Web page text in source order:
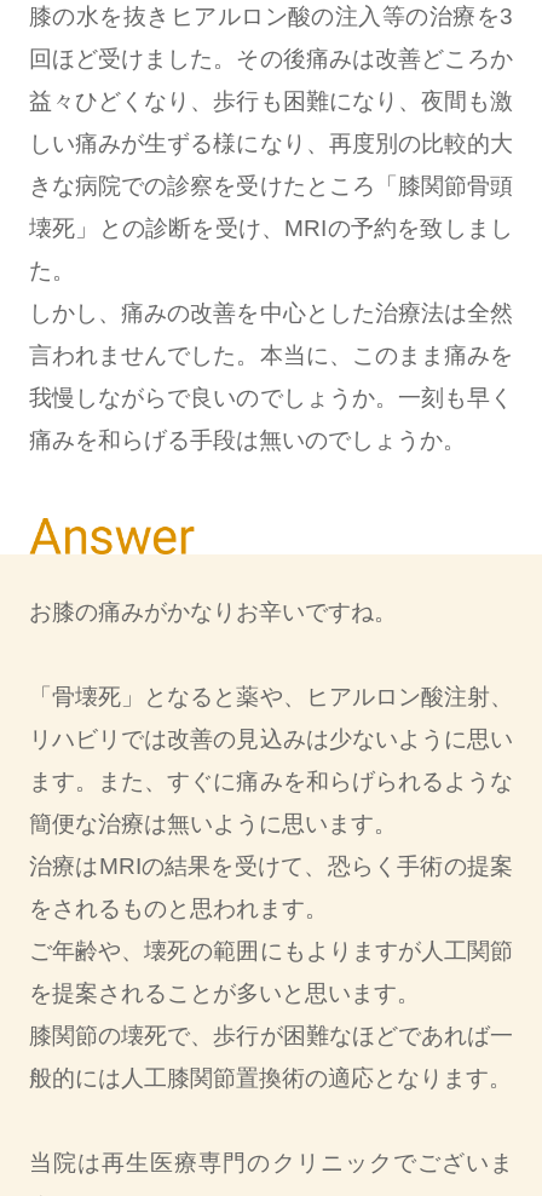
膝の水を抜きヒアルロン酸の注入等の治療を3
回ほど受けました。その後痛みは改善どころか
益々ひどくなり、歩行も困難になり、夜間も激
しい痛みが生ずる様になり、再度別の比較的大
きな病院での診察を受けたところ「膝関節骨頭
壊死」との診断を受け、MRIの予約を致しまし
た。
しかし、痛みの改善を中心とした治療法は全然
言われませんでした。本当に、このまま痛みを
我慢しながらで良いのでしょうか。一刻も早く
痛みを和らげる手段は無いのでしょうか。
お膝の痛みがかなりお辛いですね。
「骨壊死」となると薬や、ヒアルロン酸注射、
リハビリでは改善の見込みは少ないように思い
ます。また、すぐに痛みを和らげられるような
簡便な治療は無いように思います。
治療はMRIの結果を受けて、恐らく手術の提案
をされるものと思われます。
ご年齢や、壊死の範囲にもよりますが人工関節
を提案されることが多いと思います。
膝関節の壊死で、歩行が困難なほどであれば一
般的には人工膝関節置換術の適応となります。
当院は再生医療専門のクリニックでございま